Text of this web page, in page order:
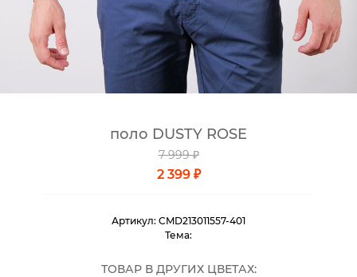
поло DUSTY ROSE
7 999 ₽
2 399 ₽
Артикул: CMD213011557-401
Тема:
ТОВАР В ДРУГИХ ЦВЕТАХ: